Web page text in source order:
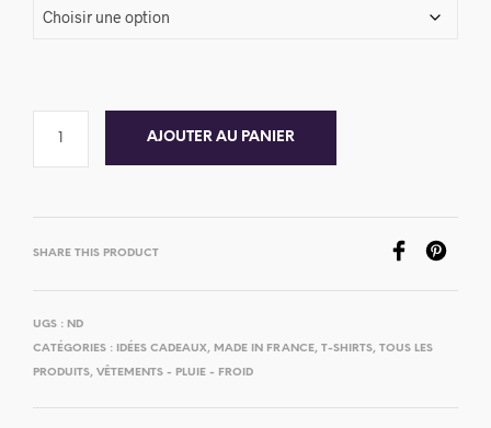
AJOUTER AU PANIER
SHARE THIS PRODUCT
UGS : ND
CATÉGORIES :
IDÉES CADEAUX, MADE IN FRANCE, T-SHIRTS, TOUS LES
PRODUITS, VÊTEMENTS - PLUIE - FROID